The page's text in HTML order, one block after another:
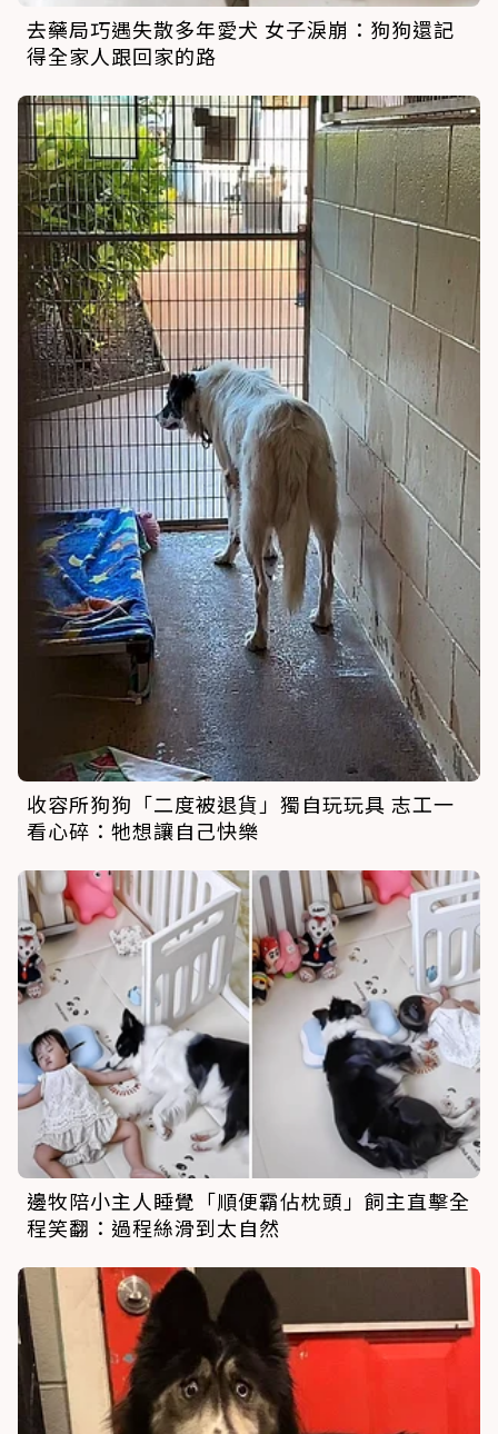
去藥局巧遇失散多年愛犬 女子淚崩：狗狗還記
得全家人跟回家的路
收容所狗狗「二度被退貨」獨自玩玩具 志工一
看心碎：牠想讓自己快樂
邊牧陪小主人睡覺「順便霸佔枕頭」飼主直擊全
程笑翻：過程絲滑到太自然